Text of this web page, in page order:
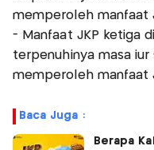
memperoleh manfaat
- Manfaat JKP ketiga
terpenuhinya masa
memperoleh manfaat
Baca Juga :
Berapa